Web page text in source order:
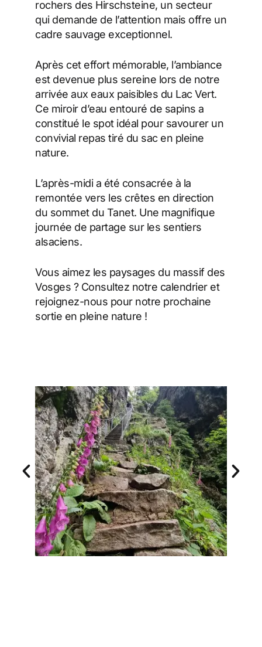
rochers des Hirschsteine, un secteur
qui demande de l’attention mais offre un
cadre sauvage exceptionnel.
Après cet effort mémorable, l’ambiance
est devenue plus sereine lors de notre
arrivée aux eaux paisibles du Lac Vert.
Ce miroir d’eau entouré de sapins a
constitué le spot idéal pour savourer un
convivial repas tiré du sac en pleine
nature.
L’après-midi a été consacrée à la
remontée vers les crêtes en direction
du sommet du Tanet. Une magnifique
journée de partage sur les sentiers
alsaciens.
Vous aimez les paysages du massif des
Vosges ? Consultez notre calendrier et
rejoignez-nous pour notre prochaine
sortie en pleine nature !